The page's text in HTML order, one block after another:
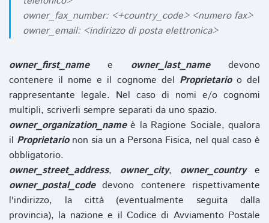
owner_fax_number: <+country_code> <numero fax>
owner_email: <indirizzo di posta elettronica>
owner_first_namee owner_last_namedevono
contenere il nome e il cognome del Proprietarioo del
rappresentante legale. Nel caso di nomi e/o cognomi
multipli, scriverli sempre separati da uno spazio.
owner_organization_nameè la Ragione Sociale, qualora
il Proprietarionon sia un a Persona Fisica, nel qual caso è
obbligatorio.
owner_street_address, owner_city, owner_countrye
owner_postal_codedevono contenere rispettivamente
l'indirizzo, la città (eventualmente seguita dalla
provincia), la nazione e il Codice di Avviamento Postale